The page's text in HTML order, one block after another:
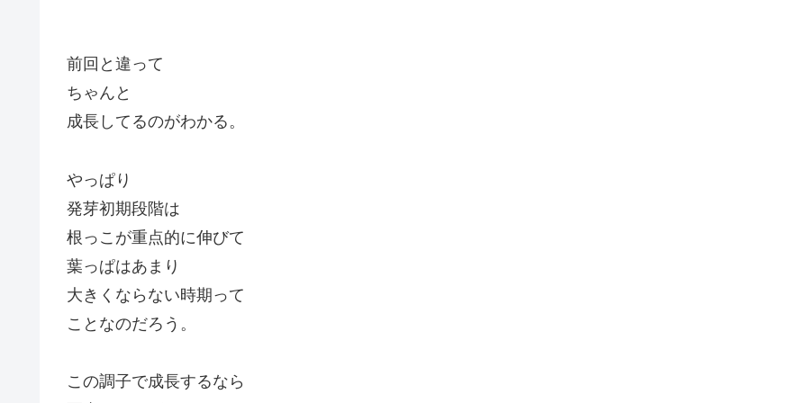
前回と違って
ちゃんと
成長してるのがわかる。
やっぱり
発芽初期段階は
根っこが重点的に伸びて
葉っぱはあまり
大きくならない時期って
ことなのだろう。
この調子で成長するなら